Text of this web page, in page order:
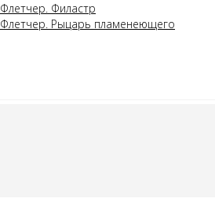
Филастр
Рыцарь пламенеющего